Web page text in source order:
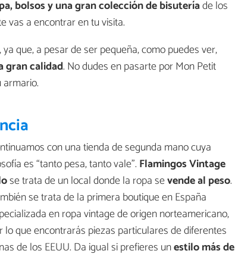
bolsos y una gran colección de bisuteríade los
vas a encontrar en tu visita.
que, a pesar de ser pequeña, como puedes ver,
gran calidad. No dudes en pasarte por Mon Petit
con una tienda de segunda mano cuya
es “tanto pesa, tanto vale”.Flamingos Vintage
se trata de un local donde la ropa sevende al peso.
se trata de la primera boutique en España
en ropa vintage de origen norteamericano,
lo que encontrarás piezas particulares de diferentes
de los EEUU. Da igual si prefieres unestilo más de